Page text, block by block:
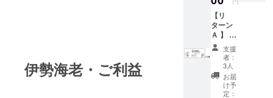
伊勢海老・ご利益
者です！皆
様宜しくお
願い致しま
す！
【リ
ターン
Ａ 】 伊
勢海老
屋えび
勢 お
食事チ
ケット
▼セッ
支援
者：
3人
お届
け予
定：